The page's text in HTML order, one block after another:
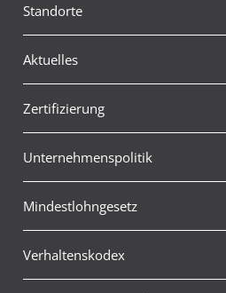
Standorte
Aktuelles
Zertifizierung
Unternehmenspolitik
Mindestlohngesetz
Verhaltenskodex